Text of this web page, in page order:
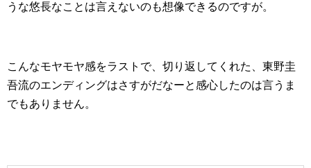
うな悠長なことは言えないのも想像できるのですが。
こんなモヤモヤ感をラストで、切り返してくれた、東野圭
吾流のエンディングはさすがだなーと感心したのは言うま
でもありません。